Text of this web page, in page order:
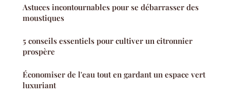
Astuces incontournables pour se débarrasser des
moustiques
5 conseils essentiels pour cultiver un citronnier
prospère
Économiser de l'eau tout en gardant un espace vert
luxuriant